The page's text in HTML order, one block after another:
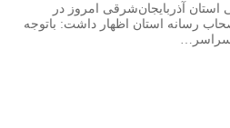
آذربایجان‌شرقی امروز در
رسانه استان اظهار داشت: باتوجه
سراسر…